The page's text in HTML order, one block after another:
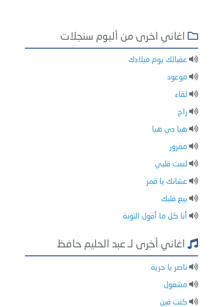
اغاني اخرى من ألبوم سنجلات
عقبالك يوم ميلادك
موعود
لقاء
راح
هيا دي هيا
مغرور
لست قلبي
عشانك يا قمر
بيع قلبك
أنا كل ما أقول التوبة
اغاني أخرى لـ عبد الحليم حافظ
ناصر يا حرية
مشغول
كنت فين